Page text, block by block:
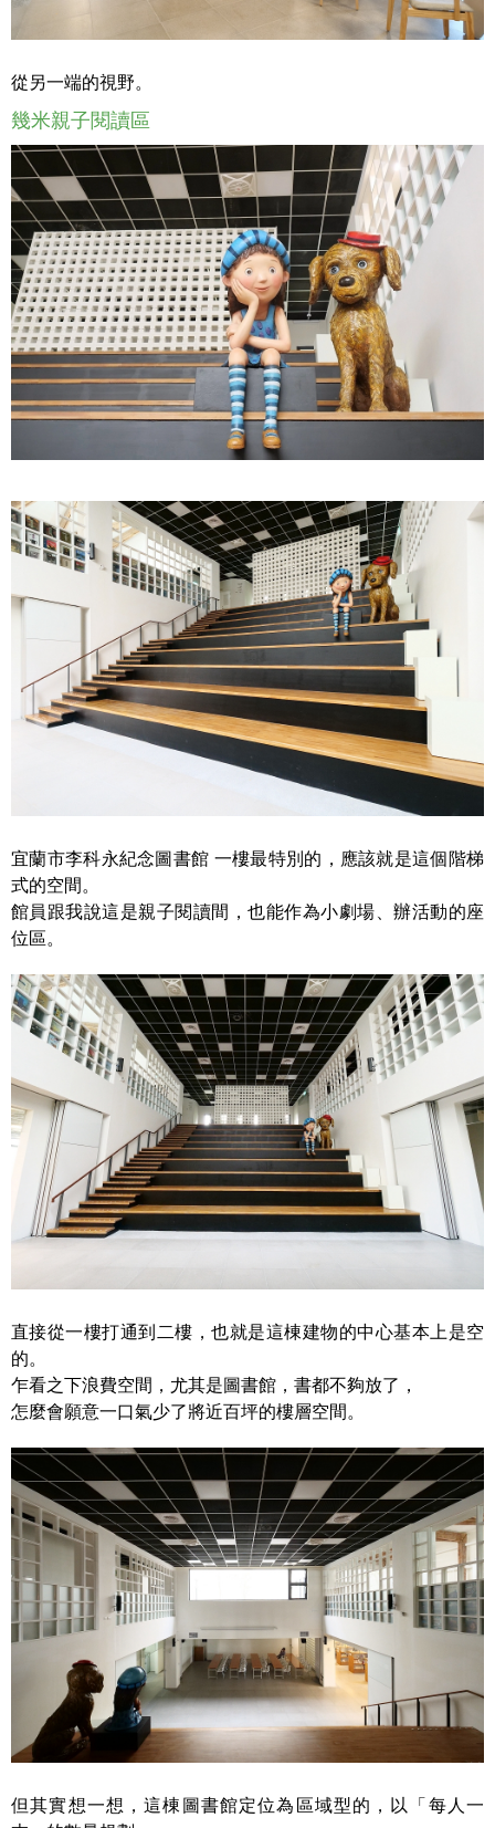
從另一端的視野。
幾米親子閱讀區
宜蘭市李科永紀念圖書館 一樓最特別的，應該就是這個階梯
式的空間。
館員跟我說這是親子閱讀間，也能作為小劇場、辦活動的座
位區。
直接從一樓打通到二樓，也就是這棟建物的中心基本上是空
的。
乍看之下浪費空間，尤其是圖書館，書都不夠放了，
怎麼會願意一口氣少了將近百坪的樓層空間。
但其實想一想，這棟圖書館定位為區域型的，以「每人一